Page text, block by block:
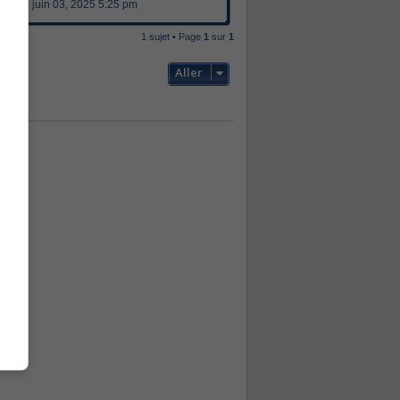
mar. juin 03, 2025 5:25 pm
1 sujet • Page 1 sur 1
Aller